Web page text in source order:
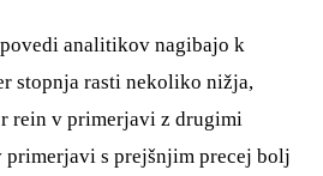
analitikov nagibajo k
stopnja rasti nekoliko nižja,
rein v primerjavi z drugimi
s prejšnjim precej bolj